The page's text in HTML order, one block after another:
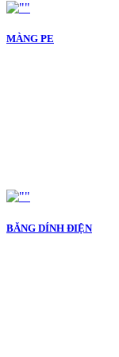
MÀNG PE
BĂNG DÍNH ĐIỆN